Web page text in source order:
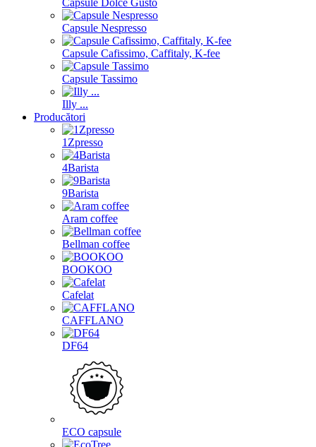
Capsule Dolce Gusto
Capsule Nespresso
Capsule Cafissimo, Caffitaly, K-fee
Capsule Tassimo
Illy ...
Producători
1Zpresso
4Barista
9Barista
Aram coffee
Bellman coffee
BOOKOO
Cafelat
CAFFLANO
DF64
ECO capsule